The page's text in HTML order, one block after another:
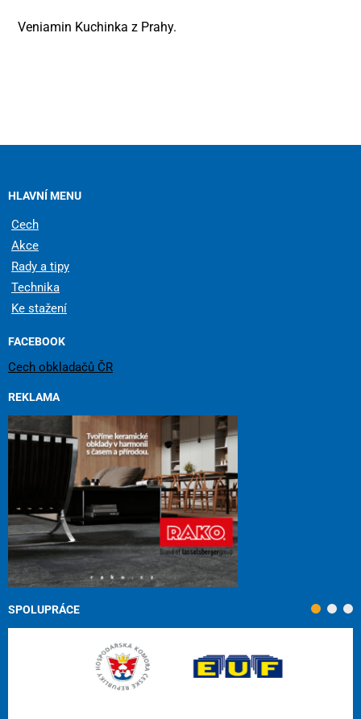
Veniamin Kuchinka z Prahy.
HLAVNÍ MENU
Cech
Akce
Rady a tipy
Technika
Ke stažení
FACEBOOK
Cech obkladačů ČR
REKLAMA
SPOLUPRÁCE